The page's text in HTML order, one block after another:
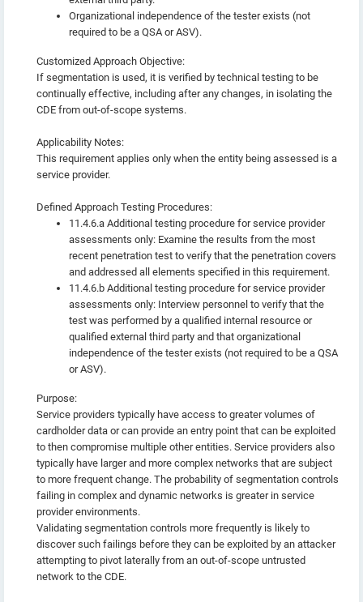
Organizational independence of the tester exists (not
required to be a QSA or ASV).
Customized Approach Objective:
If segmentation is used, it is verified by technical testing to be
continually effective, including after any changes, in isolating the
CDE from out-of-scope systems.
Applicability Notes:
This requirement applies only when the entity being assessed is a
service provider.
Defined Approach Testing Procedures:
11.4.6.a Additional testing procedure for service provider
assessments only: Examine the results from the most
recent penetration test to verify that the penetration covers
and addressed all elements specified in this requirement.
11.4.6.b Additional testing procedure for service provider
assessments only: Interview personnel to verify that the
test was performed by a qualified internal resource or
qualified external third party and that organizational
independence of the tester exists (not required to be a QSA
or ASV).
Purpose:
Service providers typically have access to greater volumes of
cardholder data or can provide an entry point that can be exploited
to then compromise multiple other entities. Service providers also
typically have larger and more complex networks that are subject
to more frequent change. The probability of segmentation controls
failing in complex and dynamic networks is greater in service
provider environments.
Validating segmentation controls more frequently is likely to
discover such failings before they can be exploited by an attacker
attempting to pivot laterally from an out-of-scope untrusted
network to the CDE.